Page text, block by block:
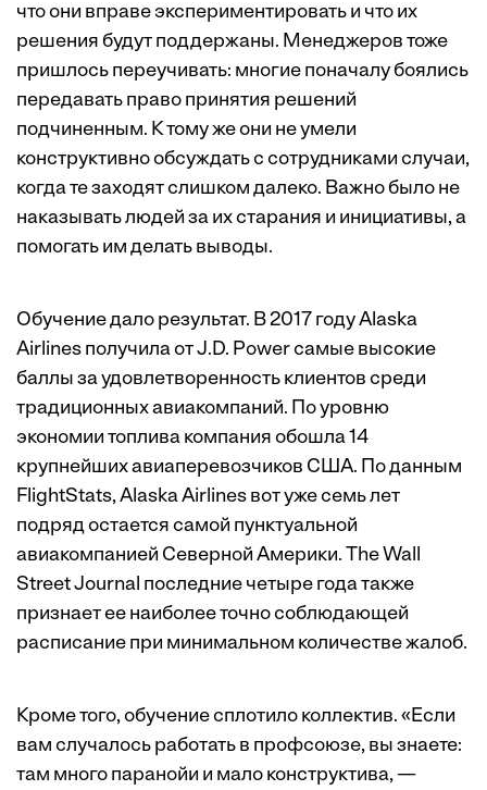
что они вправе экспериментировать и что их
решения будут поддержаны. Менеджеров тоже
пришлось переучивать: многие поначалу боялись
передавать право принятия решений
подчиненным. К тому же они не умели
конструктивно обсуждать с сотрудниками случаи,
когда те заходят слишком далеко. Важно было не
наказывать людей за их старания и инициативы, а
помогать им делать выводы.
Обучение дало результат. В 2017 году Alaska
Airlines получила от J.D. Power самые высокие
баллы за удовлетворенность клиентов среди
традиционных авиакомпаний. По уровню
экономии топлива компания обошла 14
крупнейших авиаперевозчиков США. По данным
FlightStats, Alaska Airlines вот уже семь лет
подряд остается самой пунктуальной
авиакомпанией Северной Америки. The Wall
Street Journal последние четыре года также
признает ее наиболее точно соблюдающей
расписание при минимальном количестве жалоб.
Кроме того, обучение сплотило коллектив. «Если
вам случалось работать в профсоюзе, вы знаете:
там много паранойи и мало конструктива, —